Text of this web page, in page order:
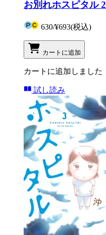
お別れホスピタル 2
630/¥693(税込)
カートに追加
カートに追加しました
試し読み